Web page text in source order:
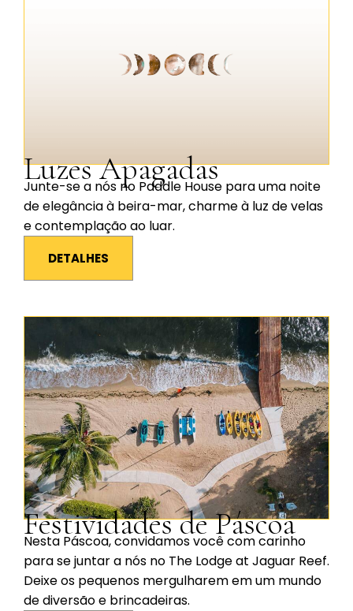
Luzes Apagadas
Junte-se a nós no Paddle House para uma noite
de elegância à beira-mar, charme à luz de velas
e contemplação ao luar.
DETALHES
Festividades de Páscoa
Nesta Páscoa, convidamos você com carinho
para se juntar a nós no The Lodge at Jaguar Reef.
Deixe os pequenos mergulharem em um mundo
de diversão e brincadeiras.